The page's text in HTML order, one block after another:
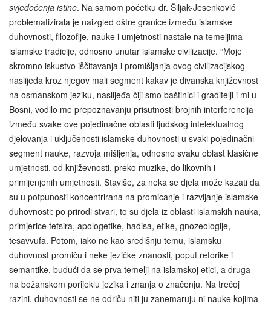
svjedočenja istine. Na samom početku dr. Šiljak-Jesenković
problematizirala je naizgled oštre granice između islamske
duhovnosti, filozofije, nauke i umjetnosti nastale na temeljima
islamske tradicije, odnosno unutar islamske civilizacije. “Moje
skromno iskustvo iščitavanja i promišljanja ovog civilizacijskog
naslijeđa kroz njegov mali segment kakav je divanska književnost
na osmanskom jeziku, naslijeđa čiji smo baštinici i graditelji i mi u
Bosni, vodilo me prepoznavanju prisutnosti brojnih interferencija
između svake ove pojedinačne oblasti ljudskog intelektualnog
djelovanja i uključenosti islamske duhovnosti u svaki pojedinačni
segment nauke, razvoja mišljenja, odnosno svaku oblast klasične
umjetnosti, od književnosti, preko muzike, do likovnih i
primijenjenih umjetnosti. Štaviše, za neka se djela može kazati da
su u potpunosti koncentrirana na promicanje i razvijanje islamske
duhovnosti: po prirodi stvari, to su djela iz oblasti islamskih nauka,
primjerice tefsira, apologetike, hadisa, etike, gnozeologije,
tesavvufa. Potom, iako ne kao središnju temu, islamsku
duhovnost promiču i neke jezičke znanosti, poput retorike i
semantike, budući da se prva temelji na islamskoj etici, a druga
na božanskom porijeklu jezika i znanja o značenju. Na trećoj
razini, duhovnosti se ne odriču niti ju zanemaruju ni nauke kojima